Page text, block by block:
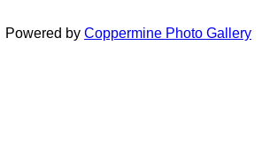
Powered by Coppermine Photo Gallery